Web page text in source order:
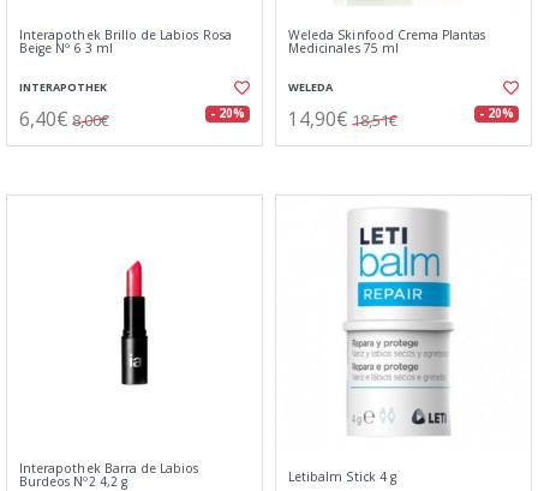
Interapothek Brillo de Labios Rosa
Beige Nº 6 3 ml
INTERAPOTHEK
6,40€ 8,00€ - 20%
Weleda Skinfood Crema Plantas
Medicinales 75 ml
WELEDA
14,90€ 18,51€ - 20%
Interapothek Barra de Labios
Burdeos Nº2 4,2 g Letibalm Stick 4 g